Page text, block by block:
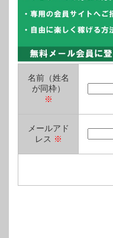
名前（姓名
が同枠）
※
メールアド
レス ※